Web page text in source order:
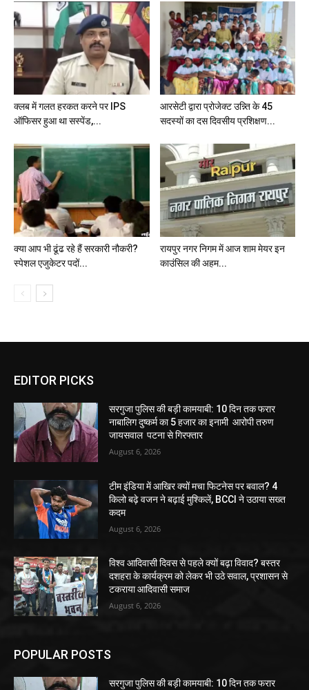
क्लब में गलत हरकत करने पर IPS
ऑफिसर हुआ था सस्पेंड,...
आरसेटी द्वारा प्रोजेक्ट उन्न्ति के 45
सदस्यों का दस दिवसीय प्रशिक्षण...
क्या आप भी ढूंढ रहे हैं सरकारी नौकरी?
स्पेशल एजुकेटर पदों...
रायपुर नगर निगम में आज शाम मेयर इन
काउंसिल की अहम...
EDITOR PICKS
सरगुजा पुलिस की बड़ी कामयाबी: 10 दिन तक फरार
नाबालिग दुष्कर्म का 5 हजार का इनामी आरोपी तरुण
जायसवाल पटना से गिरफ्तार
August 6, 2026
टीम इंडिया में आखिर क्यों मचा फिटनेस पर बवाल? 4
किलो बढ़े वजन ने बढ़ाई मुश्किलें, BCCI ने उठाया सख्त
कदम
August 6, 2026
विश्व आदिवासी दिवस से पहले क्यों बढ़ा विवाद? बस्तर
दशहरा के कार्यक्रम को लेकर भी उठे सवाल, प्रशासन से
टकराया आदिवासी समाज
August 6, 2026
POPULAR POSTS
सरगुजा पुलिस की बड़ी कामयाबी: 10 दिन तक फरार